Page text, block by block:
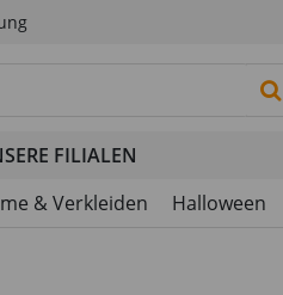
FILIALEN
& Verkleiden Halloween